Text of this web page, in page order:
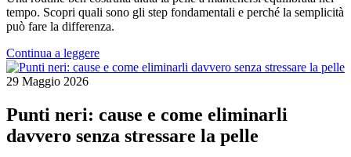
tempo. Scopri quali sono gli step fondamentali e perché la semplicità
può fare la differenza.
Continua a leggere
29 Maggio 2026
Punti neri: cause e come eliminarli
davvero senza stressare la pelle